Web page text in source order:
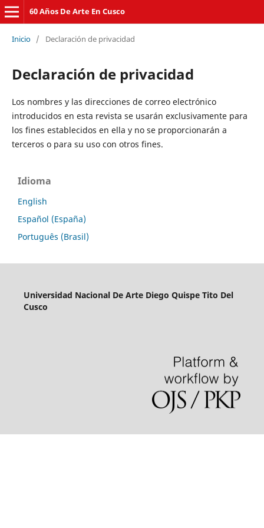
60 Años De Arte En Cusco
Inicio / Declaración de privacidad
Declaración de privacidad
Los nombres y las direcciones de correo electrónico
introducidos en esta revista se usarán exclusivamente para
los fines establecidos en ella y no se proporcionarán a
terceros o para su uso con otros fines.
Idioma
English
Español (España)
Português (Brasil)
Universidad Nacional De Arte Diego Quispe Tito Del
Cusco